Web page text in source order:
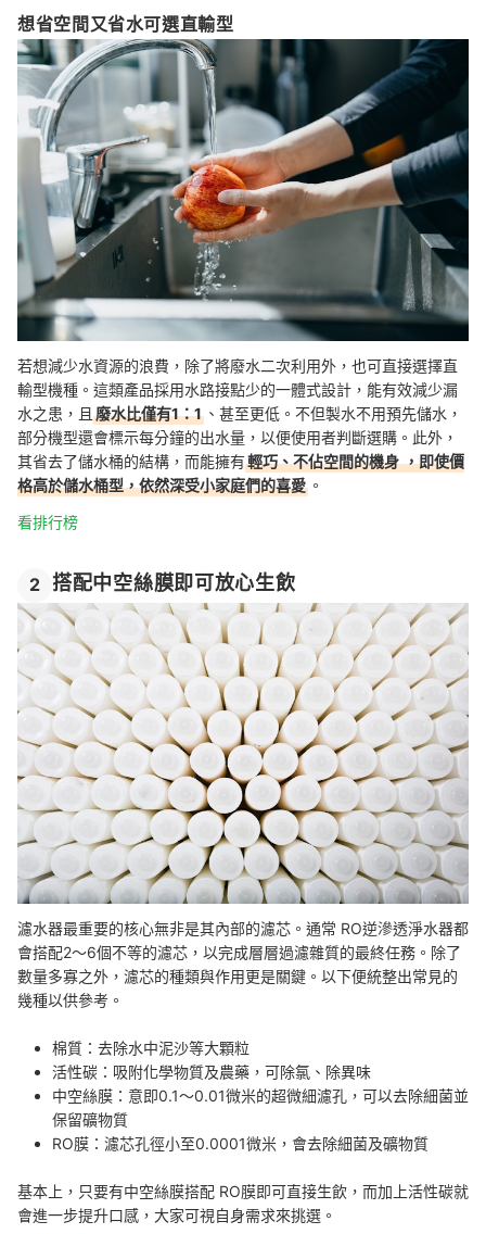
想省空間又省水可選直輸型
若想減少水資源的浪費，除了將廢水二次利用外，也可直接選擇直
輸型機種。這類產品採用水路接點少的一體式設計，能有效減少漏
水之患，且 廢水比僅有1：1 、甚至更低。不但製水不用預先儲水，
部分機型還會標示每分鐘的出水量，以便使用者判斷選購。此外，
其省去了儲水桶的結構，而能擁有輕巧、不佔空間的機身 ，即使價
格高於儲水桶型，依然深受小家庭們的喜愛 。
看排行榜
2 搭配中空絲膜即可放心生飲
濾水器最重要的核心無非是其內部的濾芯。通常 RO逆滲透淨水器都
會搭配2～6個不等的濾芯，以完成層層過濾雜質的最終任務。除了
數量多寡之外，濾芯的種類與作用更是關鍵。以下便統整出常見的
幾種以供參考。
棉質：去除水中泥沙等大顆粒
活性碳：吸附化學物質及農藥，可除氯、除異味
中空絲膜：意即0.1～0.01微米的超微細濾孔，可以去除細菌並
保留礦物質
RO膜：濾芯孔徑小至0.0001微米，會去除細菌及礦物質
基本上，只要有中空絲膜搭配 RO膜即可直接生飲，而加上活性碳就
會進一步提升口感，大家可視自身需求來挑選。